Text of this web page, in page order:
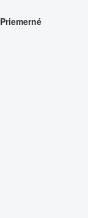
Priemerné